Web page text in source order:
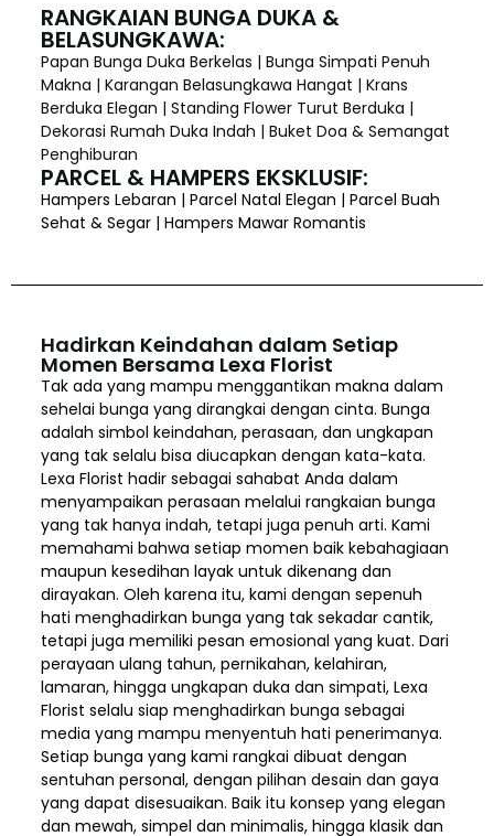
RANGKAIAN BUNGA DUKA &
BELASUNGKAWA:
Papan Bunga Duka Berkelas | Bunga Simpati Penuh
Makna | Karangan Belasungkawa Hangat | Krans
Berduka Elegan | Standing Flower Turut Berduka |
Dekorasi Rumah Duka Indah | Buket Doa & Semangat
Penghiburan
PARCEL & HAMPERS EKSKLUSIF:
Hampers Lebaran | Parcel Natal Elegan | Parcel Buah
Sehat & Segar | Hampers Mawar Romantis
Hadirkan Keindahan dalam Setiap
Momen Bersama Lexa Florist
Tak ada yang mampu menggantikan makna dalam
sehelai bunga yang dirangkai dengan cinta. Bunga
adalah simbol keindahan, perasaan, dan ungkapan
yang tak selalu bisa diucapkan dengan kata-kata.
Lexa Florist hadir sebagai sahabat Anda dalam
menyampaikan perasaan melalui rangkaian bunga
yang tak hanya indah, tetapi juga penuh arti. Kami
memahami bahwa setiap momen baik kebahagiaan
maupun kesedihan layak untuk dikenang dan
dirayakan. Oleh karena itu, kami dengan sepenuh
hati menghadirkan bunga yang tak sekadar cantik,
tetapi juga memiliki pesan emosional yang kuat. Dari
perayaan ulang tahun, pernikahan, kelahiran,
lamaran, hingga ungkapan duka dan simpati, Lexa
Florist selalu siap menghadirkan bunga sebagai
media yang mampu menyentuh hati penerimanya.
Setiap bunga yang kami rangkai dibuat dengan
sentuhan personal, dengan pilihan desain dan gaya
yang dapat disesuaikan. Baik itu konsep yang elegan
dan mewah, simpel dan minimalis, hingga klasik dan